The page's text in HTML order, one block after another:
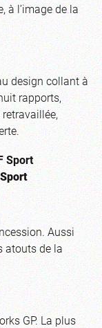
à l’image de la
design collant à
rapports,
Aussi
atouts de la
GP. La plus